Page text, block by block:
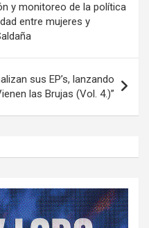
y monitoreo de la política
entre mujeres y
sus EP’s, lanzando
las Brujas (Vol. 4.)”